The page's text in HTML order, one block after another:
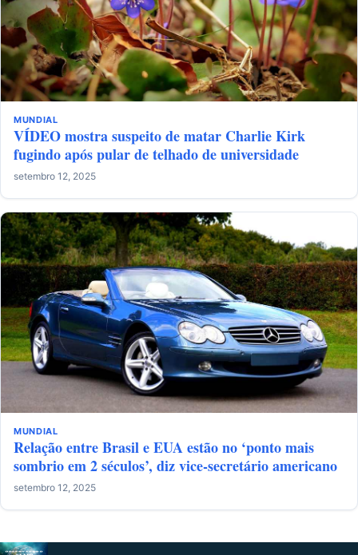
MUNDIAL
VÍDEO mostra suspeito de matar Charlie Kirk
fugindo após pular de telhado de universidade
setembro 12, 2025
MUNDIAL
Relação entre Brasil e EUA estão no ‘ponto mais
sombrio em 2 séculos’, diz vice-secretário americano
setembro 12, 2025